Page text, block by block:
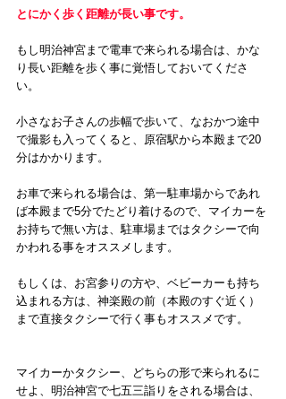
とにかく歩く距離が長い事です。
もし明治神宮まで電車で来られる場合は、かな
り長い距離を歩く事に覚悟しておいてくださ
い。
小さなお子さんの歩幅で歩いて、なおかつ途中
で撮影も入ってくると、原宿駅から本殿まで20
分はかかります。
お車で来られる場合は、第一駐車場からであれ
ば本殿まで5分でたどり着けるので、マイカーを
お持ちで無い方は、駐車場まではタクシーで向
かわれる事をオススメします。
もしくは、お宮参りの方や、ベビーカーも持ち
込まれる方は、神楽殿の前（本殿のすぐ近く）
まで直接タクシーで行く事もオススメです。
マイカーかタクシー、どちらの形で来られるに
せよ、明治神宮で七五三詣りをされる場合は、